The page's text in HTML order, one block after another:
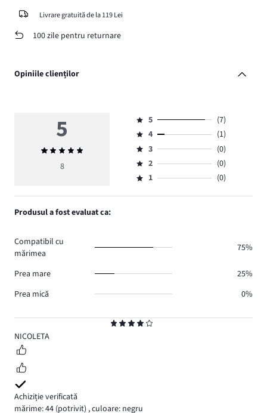
Livrare gratuită de la 119 Lei
100 zile pentru returnare
Opiniile clienților
4
NICOLETA
Achiziție verificată
mărime: 44 (potrivit) ,culoare: negru
5
Evaluarea
medie
8
Evaluare
5,
numărul
de
voturi
7.
5
(7)
Evaluare
4,
numărul
de
1.
4
(1)
Evaluare
3,
numărul
3
(0)
Evaluare
2,
2
(0)
Evaluare
1,
1 (0)
Produsul a fost evaluat ca:
Compatibil cu
mărimea
75%
Prea mare
25%
Prea mică
0%